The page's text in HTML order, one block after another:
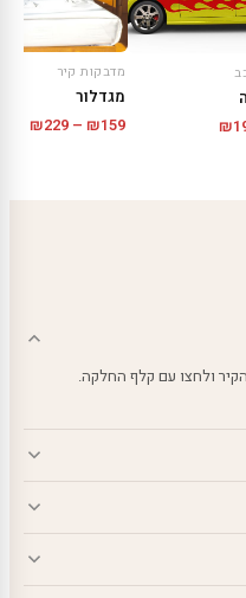
₪
מדבקות קיר
מגדלור
₪159
–
₪229
ולחצו עם קלף החלקה.